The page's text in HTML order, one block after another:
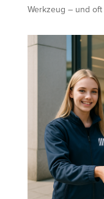
Werkzeug – und